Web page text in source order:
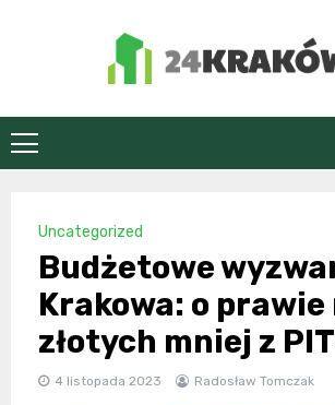
Uncategorized
Budżetowe
Krakowa: o
złotych mniej z
4 listopada 2023 Radosław Tomczak